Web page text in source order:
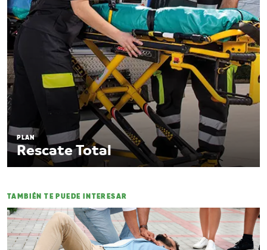
PLAN
Rescate Total
TAMBIÉN TE PUEDE INTERESAR